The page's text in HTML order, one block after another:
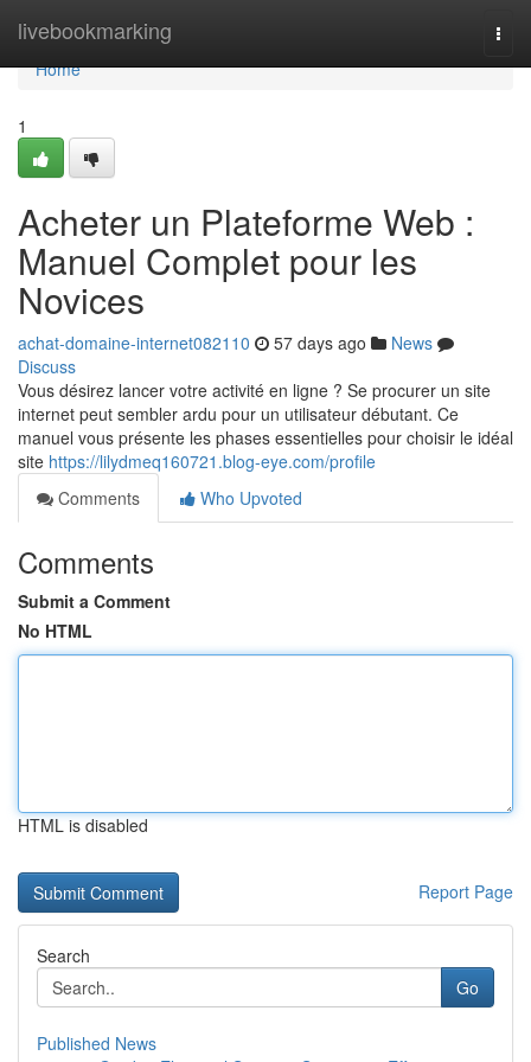
livebookmarking
Home
Home
1
Acheter un Plateforme Web :
Manuel Complet pour les
Novices
achat-domaine-internet082110 57 days ago
News
Discuss
Vous désirez lancer votre activité en ligne ? Se procurer un site
internet peut sembler ardu pour un utilisateur débutant. Ce
manuel vous présente les phases essentielles pour choisir le idéal
site https://lilydmeq160721.blog-eye.com/profile
Comments
Who Upvoted
Comments
Submit a Comment
No HTML
HTML is disabled
Report Page
Search
Go
Published News